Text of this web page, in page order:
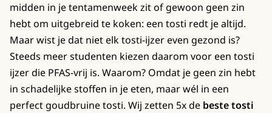
midden in je tentamenweek zit of gewoon geen zin
hebt om uitgebreid te koken: een tosti redt je altijd.
Maar wist je dat niet elk tosti-ijzer even gezond is?
Steeds meer studenten kiezen daarom voor een tosti
ijzer die PFAS-vrij is. Waarom? Omdat je geen zin hebt
in schadelijke stoffen in je eten, maar wél in een
perfect goudbruine tosti. Wij zetten 5x de beste tosti